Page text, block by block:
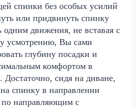
спинки без особых усилий
или придвинуть спинку
одним движения, не вставая с
усмотрению, Вы сами
глубину посадки и
комфортом в
сидя на диване,
спинку в направлении
по направляющим с